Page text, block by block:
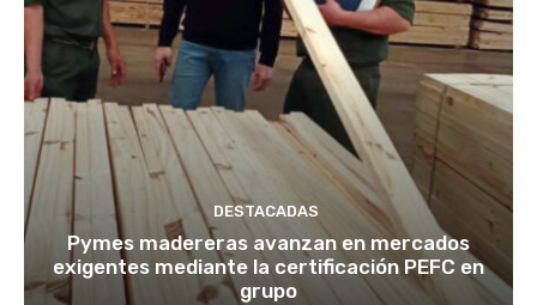
DESTACADAS
Pymes madereras avanzan en mercados
exigentes mediante la certificación PEFC en
grupo